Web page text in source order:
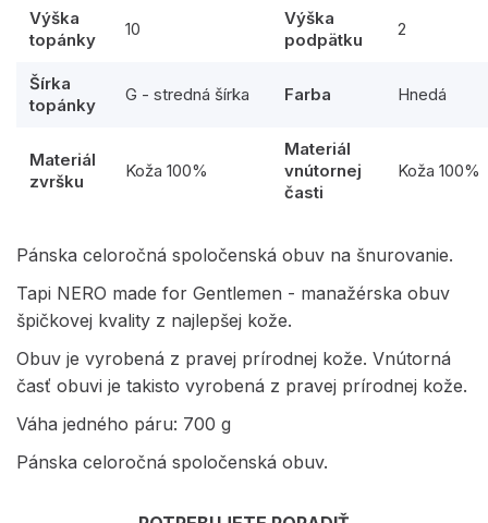
Výška
topánky
10
Výška
podpätku
2
Šírka
topánky
G - stredná šírka Farba Hnedá
Materiál
zvršku
Koža 100%
Materiál
vnútornej
časti
Koža 100%
Pánska celoročná spoločenská obuv na šnurovanie.
Tapi NERO made for Gentlemen - manažérska obuv
špičkovej kvality z najlepšej kože.
Obuv je vyrobená z pravej prírodnej kože. Vnútorná
časť obuvi je takisto vyrobená z pravej prírodnej kože.
Váha jedného páru: 700 g
Pánska celoročná spoločenská obuv.